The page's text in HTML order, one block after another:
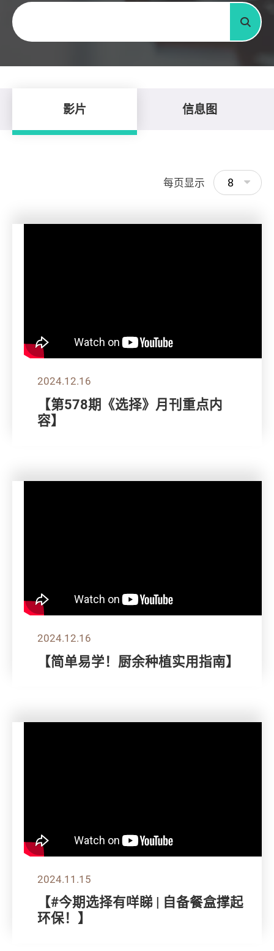
关键字
搜寻
影片 信息图
每页显示 8
2024.12.16
【第578期《选择》月刊重点内
容】
2024.12.16
【简单易学！厨余种植实用指南】
2024.11.15
【#今期选择有咩睇 | 自备餐盒撑起
环保！】